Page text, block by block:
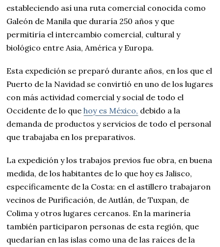
estableciendo así una ruta comercial conocida como
Galeón de Manila que duraría 250 años y que
permitiría el intercambio comercial, cultural y
biológico entre Asia, América y Europa.
Esta expedición se preparó durante años, en los que el
Puerto de la Navidad se convirtió en uno de los lugares
con más actividad comercial y social de todo el
Occidente de lo quehoy es México, debido a la
demanda de productos y servicios de todo el personal
que trabajaba en los preparativos.
La expedición y los trabajos previos fue obra, en buena
medida, de los habitantes de lo que hoy es Jalisco,
específicamente de la Costa: en el astillero trabajaron
vecinos de Purificación, de Autlán, de Tuxpan, de
Colima y otros lugares cercanos. En la marinería
también participaron personas de esta región, que
quedarían en las islas como una de las raíces de la